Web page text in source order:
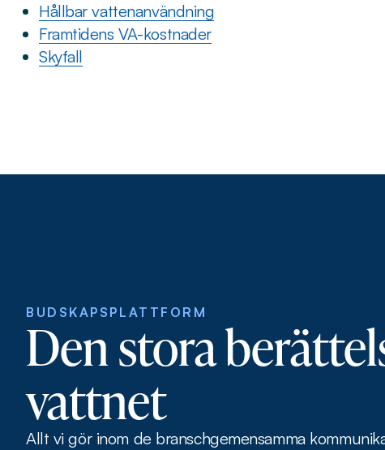
Hållbar vattenanvändning
Framtidens VA-kostnader
Skyfall
BUDSKAPSPLATTFORM
Den stora
vattnet
Allt vi gör inom de branschgemensamma